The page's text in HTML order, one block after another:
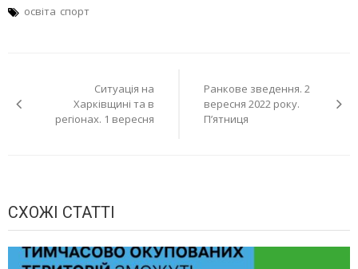
освіта спорт
записівСитуація на
Харківщині та в
регіонах. 1 вересня
Ранкове зведення. 2
вересня 2022 року.
П’ятниця
СХОЖІ СТАТТІ